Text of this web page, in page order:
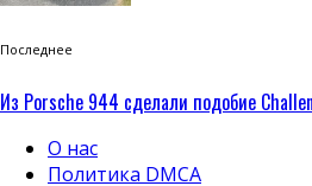
Последнее
Из Porsche 944 сделали подобие
О нас
Политика DMCA